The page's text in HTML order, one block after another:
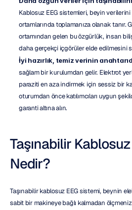
Kablosuz EEG sistemleri, beyin
ortamlarında toplamanıza olanak tanır.
ortamından gelen bu özgürlük, insan
daha gerçekçi içgörüler elde edilmesini
İyi hazırlık, temiz verinin
sağlam bir kurulumdan gelir. Elektrot
paraziti en aza indirmek için sessiz bir
oturumdan önce katılımcıları uygun
garanti altına alın.
Taşınabilir
Nedir?
Taşınabilir kablosuz EEG sistemi, beynin
sabit bir makineye bağlı kalmadan